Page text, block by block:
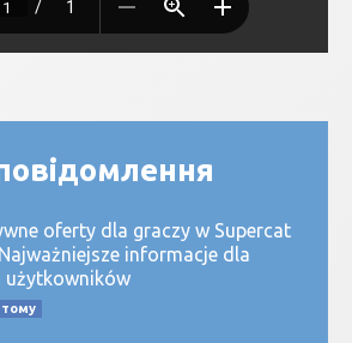
oferty dla graczy w Supercat
informacje dla
użytkowników
тому